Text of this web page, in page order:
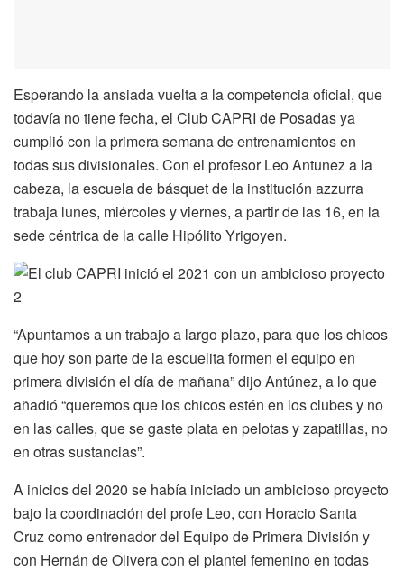
Esperando la ansiada vuelta a la competencia oficial, que
todavía no tiene fecha, el Club CAPRI de Posadas ya
cumplió con la primera semana de entrenamientos en
todas sus divisionales. Con el profesor Leo Antunez a la
cabeza, la escuela de básquet de la institución azzurra
trabaja lunes, miércoles y viernes, a partir de las 16, en la
sede céntrica de la calle Hipólito Yrigoyen.
“Apuntamos a un trabajo a largo plazo, para que los chicos
que hoy son parte de la escuelita formen el equipo en
primera división el día de mañana” dijo Antúnez, a lo que
añadió “queremos que los chicos estén en los clubes y no
en las calles, que se gaste plata en pelotas y zapatillas, no
en otras sustancias”.
A inicios del 2020 se había iniciado un ambicioso proyecto
bajo la coordinación del profe Leo, con Horacio Santa
Cruz como entrenador del Equipo de Primera División y
con Hernán de Olivera con el plantel femenino en todas